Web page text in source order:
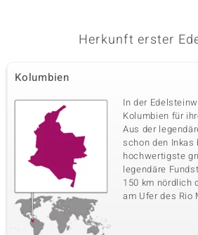
Herkunft erster
Kolumbien
In der
Kolumbien für
Aus der
schon den
hochwertigste
legendäre
150 km nördlich
am Ufer des Rio